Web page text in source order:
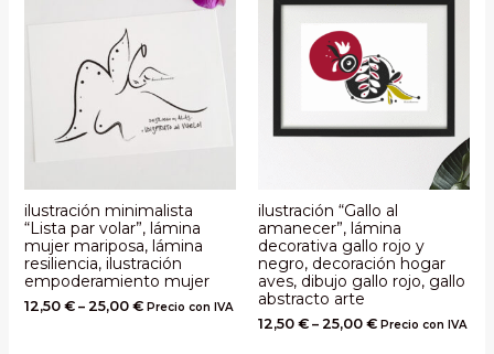
ilustración minimalista
“Lista par volar”, lámina
mujer mariposa, lámina
resiliencia, ilustración
empoderamiento mujer
12,50 €– 25,00 € Precio con IVA
ilustración “Gallo al
amanecer”, lámina
decorativa gallo rojo y
negro, decoración hogar
aves, dibujo gallo rojo, gallo
abstracto arte
12,50 € – 25,00 € Precio con IVA